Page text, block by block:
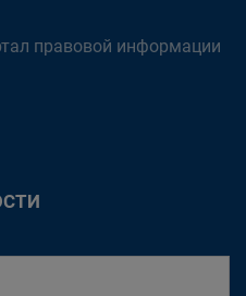
правовой информации